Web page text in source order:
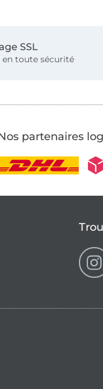
SSL
en toute sécurité
partenaires